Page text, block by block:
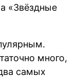
«Звёздные
много,
самых